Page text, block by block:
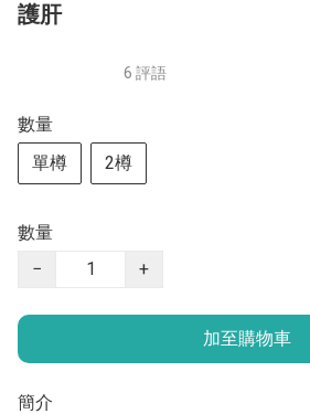
護肝
6 評語
數量
單樽
2樽
數量
−
+
加至購物車
簡介